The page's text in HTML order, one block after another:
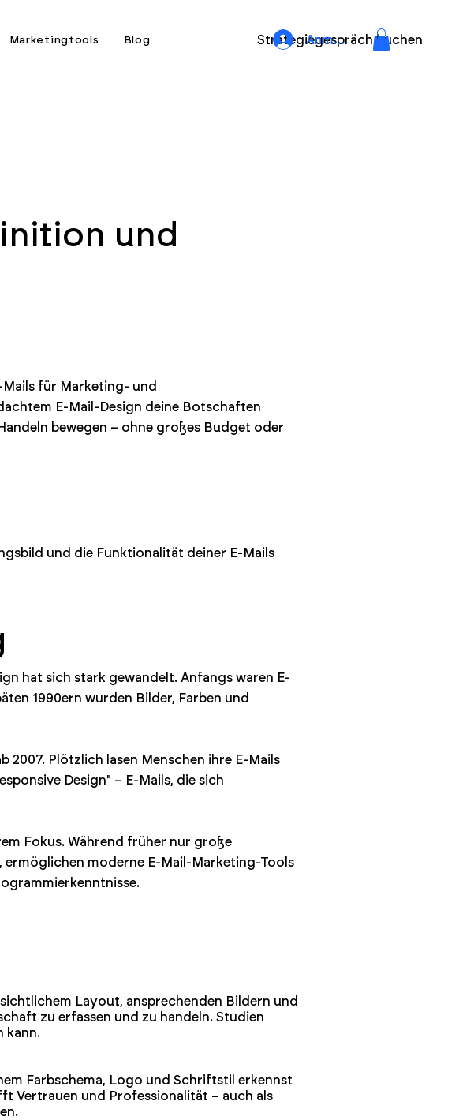
Marketingtools Blog Strategiegespräch buchen
Anmelden
und
für Marketing- und
E-Mail-Design deine Botschaften
bewegen – ohne großes Budget oder
und die Funktionalität deiner E-Mails
hat sich stark gewandelt. Anfangs waren E-
1990ern wurden Bilder, Farben und
Plötzlich lasen Menschen ihre E-Mails
Design" – E-Mails, die sich
Fokus. Während früher nur große
ermöglichen moderne E-Mail-Marketing-Tools
Layout, ansprechenden Bildern und
zu erfassen und zu handeln. Studien
kann.
Farbschema, Logo und Schriftstil erkennst
Vertrauen und Professionalität – auch als